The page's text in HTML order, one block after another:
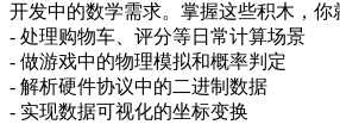
开发中的数学需求。掌握这些积木，你
- 处理购物车、评分等日常计算场景
- 做游戏中的物理模拟和概率判定
- 解析硬件协议中的二进制数据
- 实现数据可视化的坐标变换